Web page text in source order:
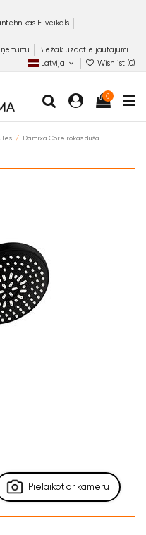
E-veikals
Biežāk uzdotie jautājumi
Latvija
Wishlist (0)
0
Damixa Core rokas duša
Pielaikot ar kameru